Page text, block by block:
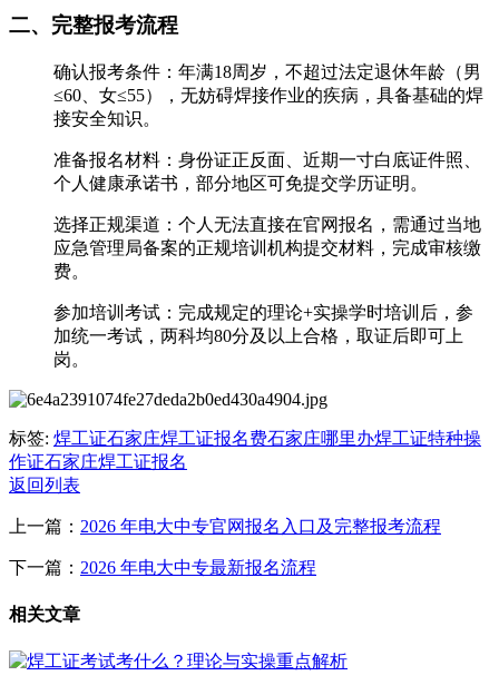
二、完整报考流程
确认报考条件：年满18周岁，不超过法定退休年龄（男
≤60、女≤55），无妨碍焊接作业的疾病，具备基础的焊
接安全知识。
准备报名材料：身份证正反面、近期一寸白底证件照、
个人健康承诺书，部分地区可免提交学历证明。
选择正规渠道：个人无法直接在官网报名，需通过当地
应急管理局备案的正规培训机构提交材料，完成审核缴
费。
参加培训考试：完成规定的理论+实操学时培训后，参
加统一考试，两科均80分及以上合格，取证后即可上
岗。
标签: 焊工证石家庄焊工证报名费石家庄哪里办焊工证特种操
作证石家庄焊工证报名
返回列表
上一篇： 2026 年电大中专官网报名入口及完整报考流程
下一篇： 2026 年电大中专最新报名流程
相关文章